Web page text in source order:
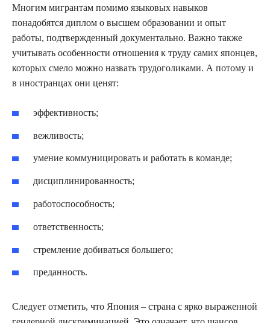
Многим мигрантам помимо языковых навыков
понадобятся диплом о высшем образовании и опыт
работы, подтвержденный документально. Важно также
учитывать особенности отношения к труду самих японцев,
которых смело можно назвать трудоголиками. А потому и
в иностранцах они ценят:
эффективность;
вежливость;
умение коммуницировать и работать в команде;
дисциплинированность;
работоспособность;
ответственность;
стремление добиваться большего;
преданность.
Следует отметить, что Япония – страна с ярко выраженной